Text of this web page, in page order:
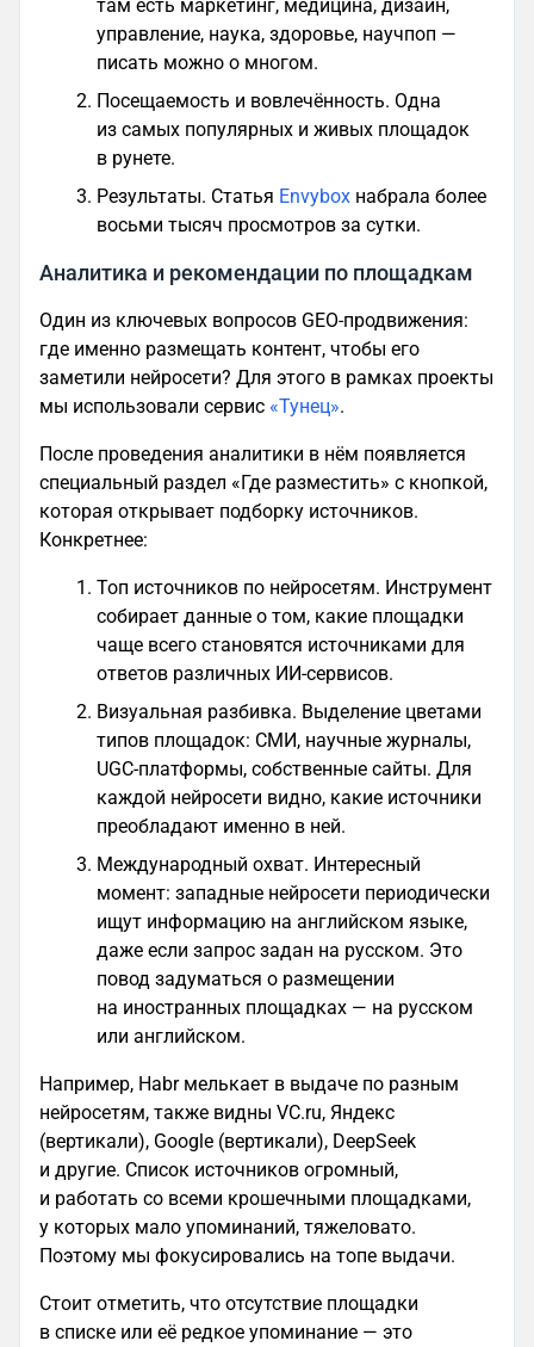
там есть маркетинг, медицина, дизайн,
управление, наука, здоровье, научпоп —
писать можно о многом.
Посещаемость и вовлечённость. Одна
из самых популярных и живых площадок
в рунете.
Результаты. Статья Envybox набрала более
восьми тысяч просмотров за сутки.
Аналитика и рекомендации по площадкам
Один из ключевых вопросов GEO-продвижения:
где именно размещать контент, чтобы его
заметили нейросети? Для этого в рамках проекты
мы использовали сервис «Тунец».
После проведения аналитики в нём появляется
специальный раздел «Где разместить» с кнопкой,
которая открывает подборку источников.
Конкретнее:
Топ источников по нейросетям. Инструмент
собирает данные о том, какие площадки
чаще всего становятся источниками для
ответов различных ИИ-сервисов.
Визуальная разбивка. Выделение цветами
типов площадок: СМИ, научные журналы,
UGC-платформы, собственные сайты. Для
каждой нейросети видно, какие источники
преобладают именно в ней.
Международный охват. Интересный
момент: западные нейросети периодически
ищут информацию на английском языке,
даже если запрос задан на русском. Это
повод задуматься о размещении
на иностранных площадках — на русском
или английском.
Например, Habr мелькает в выдаче по разным
нейросетям, также видны VC.ru, Яндекс
(вертикали), Google (вертикали), DeepSeek
и другие. Список источников огромный,
и работать со всеми крошечными площадками,
у которых мало упоминаний, тяжеловато.
Поэтому мы фокусировались на топе выдачи.
Стоит отметить, что отсутствие площадки
в списке или её редкое упоминание — это